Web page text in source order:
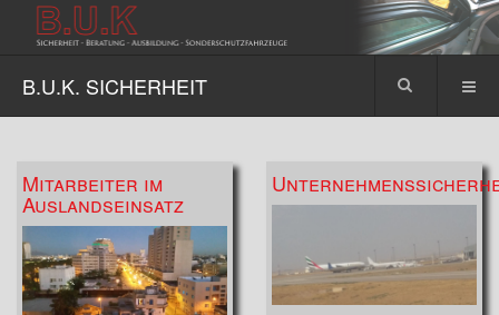
B.U.K. SICHERHEIT
Mitarbeiter im
Auslandseinsatz